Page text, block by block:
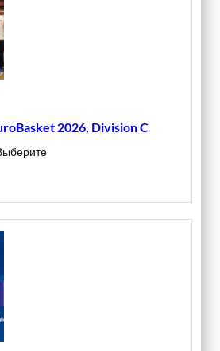
2026, Division C